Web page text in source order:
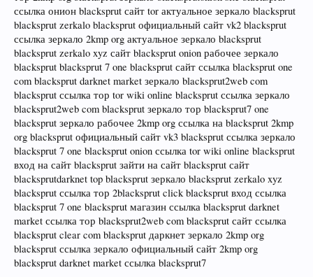
ссылка онион blacksprut сайт tor актуальное зеркало blacksprut
blacksprut zerkalo blacksprut официальный сайт vk2 blacksprut
ссылка зеркало 2kmp org актуальное зеркало blacksprut
blacksprut zerkalo xyz сайт blacksprut onion рабочее зеркало
blacksprut blacksprut 7 one blacksprut сайт ссылка blacksprut one
com blacksprut darknet market зеркало blacksprut2web com
blacksprut ссылка тор tor wiki online blacksprut ссылка зеркало
blacksprut2web com blacksprut зеркало тор blacksprut7 one
blacksprut зеркало рабочее 2kmp org ссылка на blacksprut 2kmp
org blacksprut официальный сайт vk3 blacksprut ссылка зеркало
blacksprut 7 one blacksprut onion ссылка tor wiki online blacksprut
вход на сайт blacksprut зайти на сайт blacksprut сайт
blacksprutdarknet top blacksprut зеркало blacksprut zerkalo xyz
blacksprut ссылка тор 2blacksprut click blacksprut вход ссылка
blacksprut 7 one blacksprut магазин ссылка blacksprut darknet
market ссылка тор blacksprut2web com blacksprut сайт ссылка
blacksprut clear com blacksprut даркнет зеркало 2kmp org
blacksprut ссылка зеркало официальный сайт 2kmp org
blacksprut darknet market ссылка blacksprut7